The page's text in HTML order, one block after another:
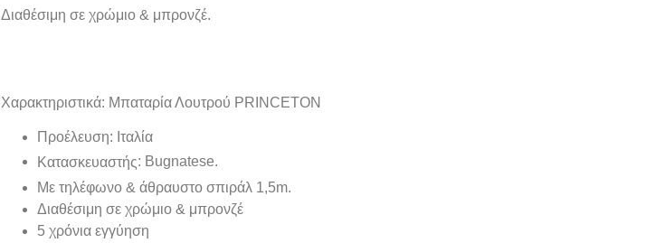
Διαθέσιμη σε χρώμιο & μπρονζέ.
Χαρακτηριστικά: Μπαταρία Λουτρού PRINCETON
Προέλευση: Ιταλία
Κατασκευαστής: Bugnatese.
Με τηλέφωνο & άθραυστο σπιράλ 1,5m.
Διαθέσιμη σε χρώμιο & μπρονζέ
5 χρόνια εγγύηση